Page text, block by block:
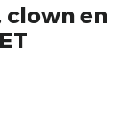
clown en